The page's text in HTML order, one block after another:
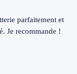
parfaitement et
Je recommande !